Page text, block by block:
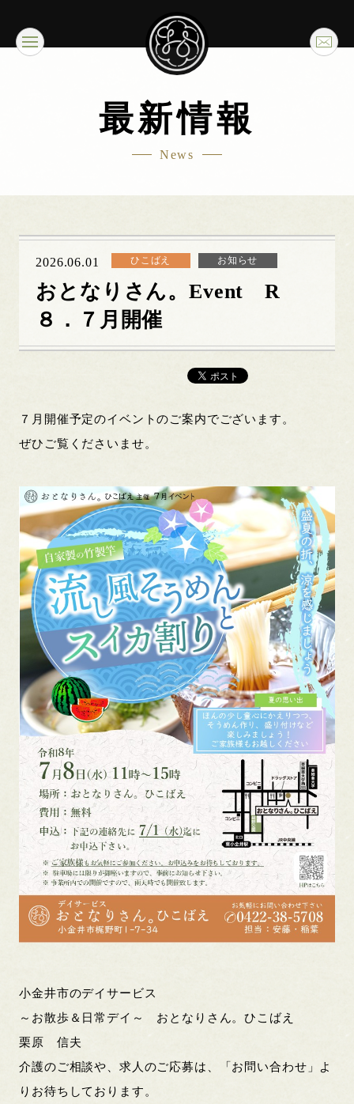
最新情報
News
2026.06.01 ひこばえ お知らせ
おとなりさん。Event R
８．７月開催
７月開催予定のイベントのご案内でございます。
ぜひご覧くださいませ。
小金井市のデイサービス
～お散歩＆日常デイ～ おとなりさん。ひこばえ
栗原 信夫
介護のご相談や、求人のご応募は、「お問い合わせ」よ
りお待ちしております。